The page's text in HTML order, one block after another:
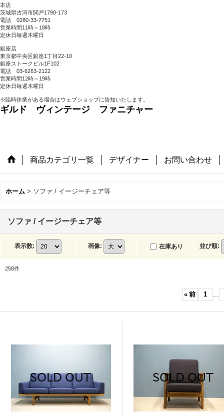
本店
茨城県古河市関戸1790-173
電話 0280-33-7751
営業時間11時～18時
定休日毎週木曜日
銀座店
東京都中央区銀座1丁目22-10
銀座ストークビル1F102
電話 03-6263-2122
営業時間12時～19時
定休日毎週木曜日
※臨時休業がある場合はウェブショップに告知いたします。
ギルド ヴィンテージ ファニチャー
商品カテゴリ一覧 デザイナー お問い合わせ
ホーム > ソファ / イージーチェア等
ソファ / イージーチェア等
表示数: 画像: 在庫あり 並び順:
258件
« 前 1 ...